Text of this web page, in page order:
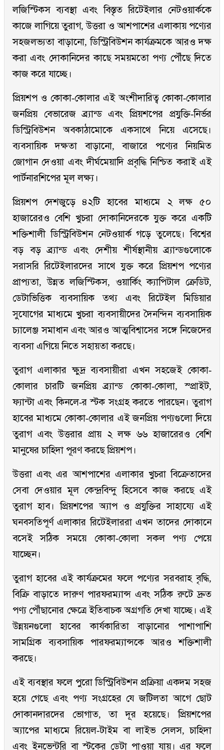
লজিস্টিকস ব্যবস্থা এবং বিস্তৃত রিটেইলার নেটওয়ার্ককে
কাজে লাগিয়ে তুরাগ, উত্তরা ও আশপাশের এলাকায় পণ্যের
সহজলভ্যতা বাড়ানো, ডিস্ট্রিবিউশন কার্যক্রমকে আরও দক্ষ
করা এবং দোকানিদের কাছে সময়মতো পণ্য পৌঁছে দিতে
কাজ করে যাচ্ছে।
প্রিয়শপ ও কোকা-কোলার এই অংশীদারিত্ব কোকা-কোলার
জনপ্রিয় বেভারেজ ব্র্যান্ড এবং প্রিয়শপের প্রযুক্তি-নির্ভর
ডিস্ট্রিবিউশন অবকাঠামোকে একসাথে নিয়ে এসেছে।
ব্যবসায়িক দক্ষতা বাড়ানো, বাজারে পণ্যের নিয়মিত
জোগান দেওয়া এবং দীর্ঘমেয়াদি প্রবৃদ্ধি নিশ্চিত করাই এই
পার্টনারশিপের মূল লক্ষ্য।
প্রিয়শপ দেশজুড়ে ৪২টি হাবের মাধ্যমে ২ লক্ষ ৫০
হাজারেরও বেশি খুচরা দোকানিদেরকে যুক্ত করে একটি
শক্তিশালী ডিস্ট্রিবিউশন নেটওয়ার্ক গড়ে তুলেছে। বিশ্বের
বড় বড় ব্র্যান্ড এবং দেশীয় শীর্ষস্থানীয় ব্র্যান্ডগুলোকে
সরাসরি রিটেইলারদের সাথে যুক্ত করে প্রিয়শপ পণ্যের
প্রাপ্যতা, উন্নত লজিস্টিকস, ওয়ার্কিং ক্যাপিটাল ক্রেডিট,
ডেটাভিত্তিক ব্যবসায়িক তথ্য এবং রিটেইল মিডিয়ার
সুযোগের মাধ্যমে খুচরা ব্যবসায়ীদের দৈনন্দিন ব্যবসায়িক
চ্যালেঞ্জ সমাধান এবং আরও আত্মবিশ্বাসের সঙ্গে নিজেদের
ব্যবসা এগিয়ে নিতে সহায়তা করছে।
তুরাগ এলাকার ক্ষুদ্র ব্যবসায়ীরা এখন সহজেই কোকা-
কোলার চারটি জনপ্রিয় ব্র্যান্ড কোকা-কোলা, স্প্রাইট,
ফ্যান্টা এবং কিনলে-র স্টক সংগ্রহ করতে পারছেন। তুরাগ
হাবের মাধ্যমে কোকা-কোলার এই জনপ্রিয় পণ্যগুলো দিয়ে
তুরাগ এবং উত্তরার প্রায় ২ লক্ষ ৬৬ হাজারেরও বেশি
মানুষের চাহিদা পূরণ করছে প্রিয়শপ।
উত্তরা এবং এর আশপাশের এলাকার খুচরা বিক্রেতাদের
সেবা দেওয়ার মূল কেন্দ্রবিন্দু হিসেবে কাজ করছে এই
তুরাগ হাব। প্রিয়শপের অ্যাপ ও প্রযুক্তির সাহায্যে এই
ঘনবসতিপূর্ণ এলাকার রিটেইলাররা এখন তাদের দোকানে
বসেই সঠিক সময়ে কোকা-কোলা সকল পণ্য পেয়ে
যাচ্ছেন।
তুরাগ হাবের এই কার্যক্রমের ফলে পণ্যের সরবরাহ বৃদ্ধি,
বিক্রি বাড়াতে দারুণ পারফরম্যান্স এবং সঠিক রুটে দ্রুত
পণ্য পৌঁছানোর ক্ষেত্রে ইতিবাচক অগ্রগতি দেখা যাচ্ছে। এই
উন্নয়নগুলো হাবের কার্যকারিতা বাড়ানোর পাশাপাশি
সামগ্রিক ব্যবসায়িক পারফরম্যান্সকে আরও শক্তিশালী
করছে।
এই ব্যবস্থার ফলে পুরো ডিস্ট্রিবিউশন প্রক্রিয়া একদম সহজ
হয়ে গেছে এবং পণ্য সংগ্রহের যে জটিলতা আগে ছোট
দোকানদারদের ভোগাত, তা দূর হয়েছে। প্রিয়শপের
অ্যাপের মাধ্যমে রিয়েল-টাইম বা লাইভ সেলস, চাহিদা
এবং ইনভেন্টরি বা স্টকের ডেটা পাওয়া যায়। এর ফলে